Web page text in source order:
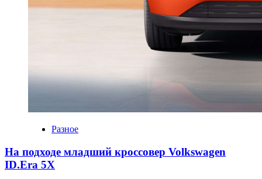
Разное
На подходе младший кроссовер Volkswagen
ID.Era 5X